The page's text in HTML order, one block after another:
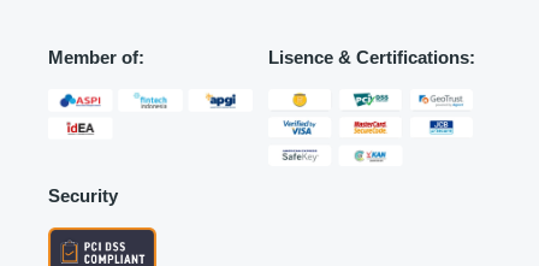
Member of: Lisence & Certifications:
Security